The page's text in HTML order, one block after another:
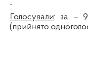
Голосували: за –
(прийнято